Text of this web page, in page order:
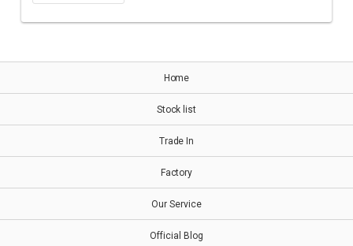
Home
Stock list
Trade In
Factory
Our Service
Official Blog